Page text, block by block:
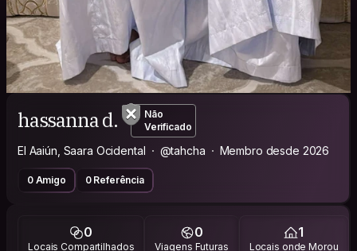
hassanna d.
Não
Verificado
El Aaiún, Saara Ocidental @tahcha Membro desde 2026
0 Amigo 0 Referência
0
Locais Compartilhados
0
Viagens Futuras
1
Locais onde Morou